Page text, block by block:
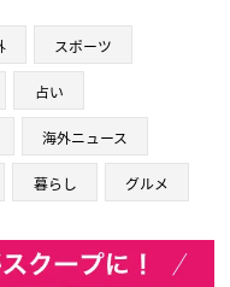
スポーツ
占い
海外ニュース
暮らし グルメ